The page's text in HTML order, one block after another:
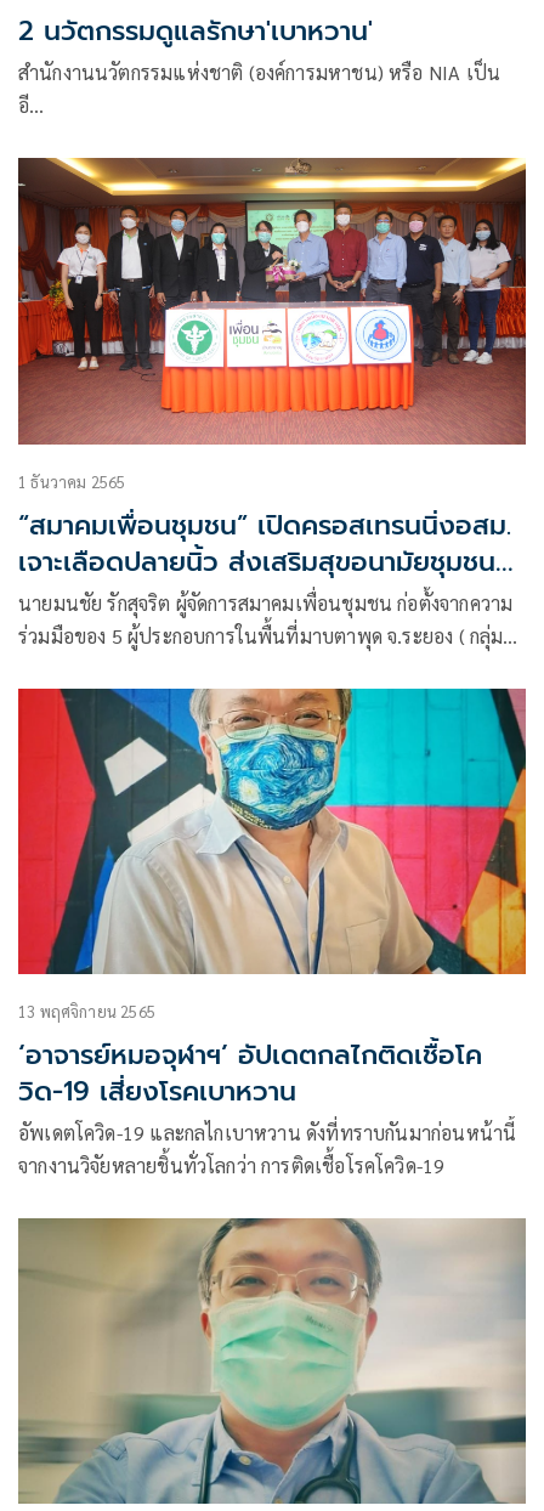
2 นวัตกรรมดูแลรักษา'เบาหวาน'
สำนักงานนวัตกรรมแห่งชาติ (องค์การมหาชน) หรือ NIA เป็น
อี…
1 ธันวาคม 2565
“สมาคมเพื่อนชุมชน” เปิดครอสเทรนนิ่งอสม.
เจาะเลือดปลายนิ้ว ส่งเสริมสุขอนามัยชุมชน
คัดกรองโรคเบาหวานเพิ่มคุณภาพชี
นายมนชัย รักสุจริต ผู้จัดการสมาคมเพื่อนชุมชน ก่อตั้งจากความ
ร่วมมือของ 5 ผู้ประกอบการในพื้นที่มาบตาพุด จ.ระยอง ( กลุ่ม
ปัจจุบันมีสมาชิก รวม 17 กลุ่มบริษัท เปิดเผยว่า สมาคมเพื่อน
13 พฤศจิกายน 2565
‘อาจารย์หมอจุฬาฯ’ อัปเดตกลไกติดเชื้อโค
วิด-19 เสี่ยงโรคเบาหวาน
อัพเดตโควิด-19 และกลไกเบาหวาน ดังที่ทราบกันมาก่อนหน้านี้
จากงานวิจัยหลายชิ้นทั่วโลกว่า การติดเชื้อโรคโควิด-19